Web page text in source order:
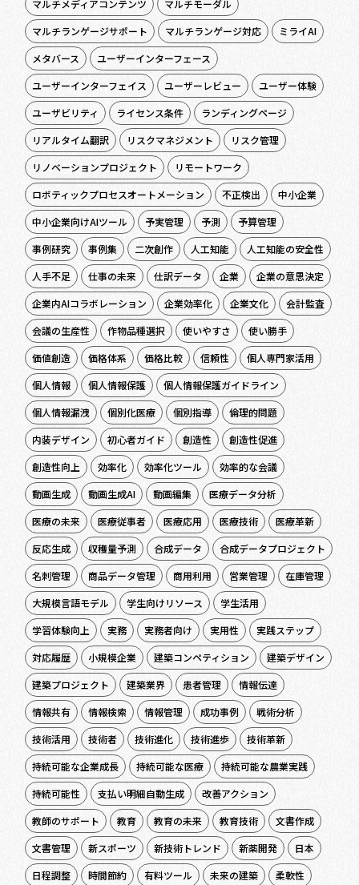
マルチメディアコンテンツ
マルチモーダル
マルチランゲージサポート
マルチランゲージ対応
ミライAI
メタバース
ユーザーインターフェース
ユーザーインターフェイス
ユーザーレビュー
ユーザー体験
ユーザビリティ
ライセンス条件
ランディングページ
リアルタイム翻訳
リスクマネジメント
リスク管理
リノベーションプロジェクト
リモートワーク
ロボティックプロセスオートメーション
不正検出
中小企業
中小企業向けAIツール
予実管理 予測
予算管理
事例研究
事例集 二次創作 人工知能
人工知能の安全性
人手不足
仕事の未来 仕訳データ 企業
企業の意思決定
企業内AIコラボレーション
企業効率化 企業文化
会計監査
会議の生産性
作物品種選択 使いやすさ
使い勝手
価値創造
価格体系 価格比較 信頼性
個人専門家活用
個人情報
個人情報保護
個人情報保護ガイドライン
個人情報漏洩
個別化医療 個別指導
倫理的問題
内装デザイン
初心者ガイド 創造性
創造性促進
創造性向上
効率化 効率化ツール
効率的な会議
動画生成
動画生成AI 動画編集
医療データ分析
医療の未来
医療従事者 医療応用 医療技術
医療革新
反応生成
収穫量予測 合成データ
合成データプロジェクト
名刺管理
商品データ管理 商用利用 営業管理
在庫管理
大規模言語モデル
学生向けリソース
学生活用
学習体験向上
実務 実務者向け 実用性
実践ステップ
対応履歴
小規模企業 建築コンペティション
建築デザイン
建築プロジェクト
建築業界 患者管理
情報伝達
情報共有
情報検索 情報管理 成功事例
戦術分析
技術活用
技術者 技術進化 技術進歩
技術革新
持続可能な企業成長
持続可能な医療
持続可能な農業実践
持続可能性
支払い明細自動生成
改善アクション
教師のサポート
教育 教育の未来 教育技術
文書作成
文書管理
新スポーツ 新技術トレンド 新薬開発
日本
日程調整
時間節約 有料ツール 未来の建築 柔軟性